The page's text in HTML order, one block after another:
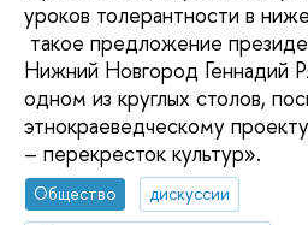
уроков толерантности в
такое предложение
Нижний Новгород Геннадий
одном из круглых столов,
этнокраеведческому
– перекресток культур».
Общество
дискуссии